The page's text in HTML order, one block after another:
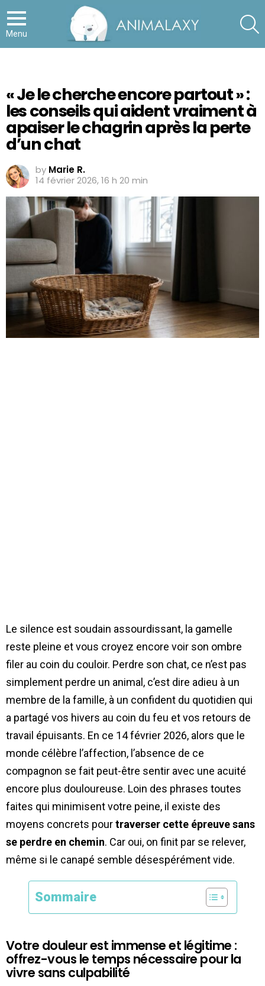
Menu
« Je le cherche encore partout » :
les conseils qui aident vraiment à
apaiser le chagrin après la perte
d’un chat
by Marie R.
14 février 2026, 16 h 20 min
Le silence est soudain assourdissant, la gamelle
reste pleine et vous croyez encore voir son ombre
filer au coin du couloir. Perdre son chat, ce n’est pas
simplement perdre un animal, c’est dire adieu à un
membre de la famille, à un confident du quotidien qui
a partagé vos hivers au coin du feu et vos retours de
travail épuisants. En ce 14 février 2026, alors que le
monde célèbre l’affection, l’absence de ce
compagnon se fait peut-être sentir avec une acuité
encore plus douloureuse. Loin des phrases toutes
faites qui minimisent votre peine, il existe des
moyens concrets pourtraverser cette épreuve sans
se perdre en chemin. Car oui, on finit par se relever,
même si le canapé semble désespérément vide.
Sommaire
Votre douleur est immense et légitime :
offrez-vous le temps nécessaire pour la
vivre sans culpabilité